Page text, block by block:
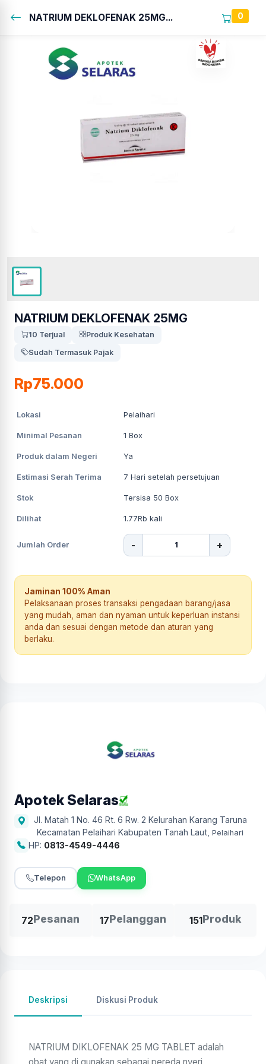
NATRIUM DEKLOFENAK 25MG... 0
NATRIUM DEKLOFENAK 25MG
10 Terjual
Produk Kesehatan
Sudah Termasuk Pajak
Rp75.000
Lokasi Pelaihari
Minimal Pesanan 1 Box
Produk dalam Negeri Ya
Estimasi Serah Terima 7 Hari setelah persetujuan
Stok Tersisa 50 Box
Dilihat 1.77Rb kali
Jumlah Order - +
Jaminan 100% Aman
Pelaksanaan proses transaksi pengadaan barang/jasa
yang mudah, aman dan nyaman untuk keperluan instansi
anda dan sesuai dengan metode dan aturan yang
berlaku.
Apotek Selaras
Jl. Matah 1 No. 46 Rt. 6 Rw. 2 Kelurahan Karang Taruna
Kecamatan Pelaihari Kabupaten Tanah Laut Pelaihari
HP: 0813-4549-4446
Telepon WhatsApp
72Pesanan 17Pelanggan 151Produk
Deskripsi Diskusi Produk
NATRIUM DIKLOFENAK 25 MG TABLET adalah
obat yang di gunakan sebagai pereda nyeri,